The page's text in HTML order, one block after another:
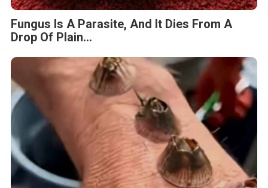
Fungus Is A Parasite, And It Dies From A
Drop Of Plain...